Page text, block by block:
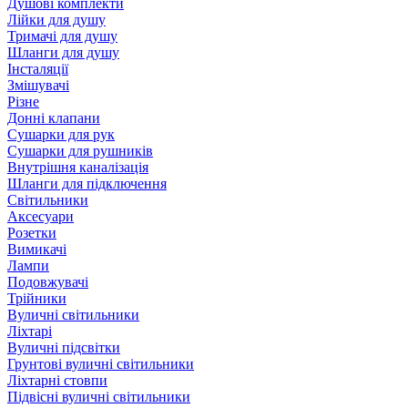
Душові комплекти
Лійки для душу
Тримачі для душу
Шланги для душу
Інсталяції
Змішувачі
Різне
Донні клапани
Сушарки для рук
Сушарки для рушників
Внутрішня каналізація
Шланги для підключення
Світильники
Аксесуари
Розетки
Вимикачі
Лампи
Подовжувачі
Трійники
Вуличні світильники
Ліхтарі
Вуличні підсвітки
Грунтові вуличні світильники
Ліхтарні стовпи
Підвісні вуличні світильники